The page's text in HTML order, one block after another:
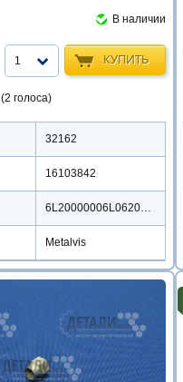
В наличии
КУПИТЬ
1
(2 голоса)
32162
16103842
Metalvis